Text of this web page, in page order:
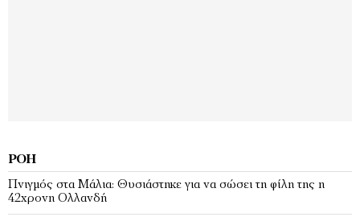
ΡΟΉ
Πνιγμός στα Μάλια: Θυσιάστηκε για να σώσει τη φίλη της η
42χρονη Ολλανδή